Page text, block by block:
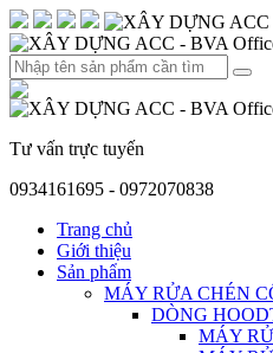
Tư vấn trực tuyến
0934161695 - 0972070838
Trang chủ
Giới thiệu
Sản phẩm
MÁY RỬA CHÉN
DÒNG
MÁY